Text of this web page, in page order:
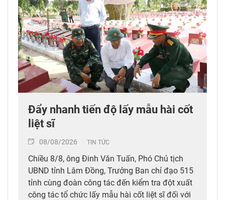
Đẩy nhanh tiến độ lấy mẫu hài cốt
liệt sĩ
08/08/2026 TIN TỨC
Chiều 8/8, ông Đinh Văn Tuấn, Phó Chủ tịch
UBND tỉnh Lâm Đồng, Trưởng Ban chỉ đạo 515
tỉnh cùng đoàn công tác đến kiểm tra đột xuất
công tác tổ chức lấy mẫu hài cốt liệt sĩ đối với